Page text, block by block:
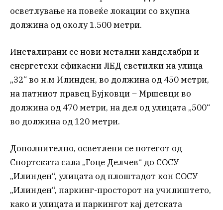
осветлување на повеќе локации со вкупна
должина од околу 1.500 метри.
Инсталирани се нови метални канделабри и
енергетски ефикасни ЛЕД светилки на улица
„32“ во н.м Илинден, во должина од 450 метри,
на патниот правец Бујковци – Мршевци во
должина од 470 метри, на дел од улицата „500“
во должина од 120 метри.
Дополнително, осветлени се потегот од
Спортската сала „Гоце Делчев“ до СОСУ
„Илинден“, улицата од плоштадот кон СОСУ
„Илинден“, паркинг-просторот на училиштето,
како и улицата и паркингот кај детската